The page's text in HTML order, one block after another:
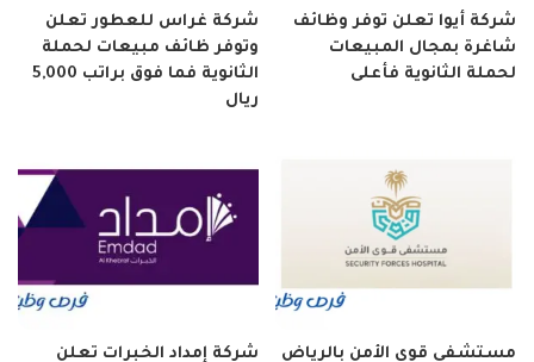
شركة أيوا تعلن توفر وظائف
شاغرة بمجال المبيعات
لحملة الثانوية فأعلى
شركة غراس للعطور تعلن
وتوفر ظائف مبيعات لحملة
الثانوية فما فوق براتب 5,000
ريال
مستشفى قوى الأمن بالرياض شركة إمداد الخبرات تعلن